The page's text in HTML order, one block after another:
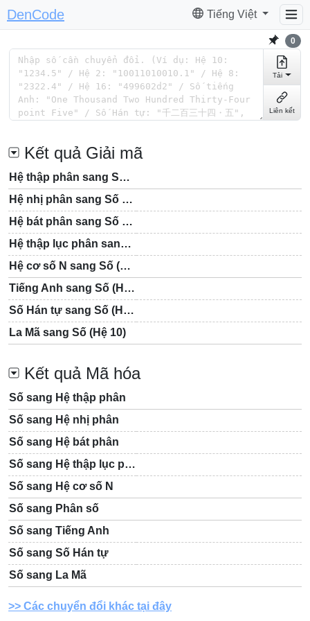
DenCode Tiếng Việt
0
Tải
Liên kết
Kết quả Giải mã
Hệ thập phân sang Số (Hệ 10)
Hệ nhị phân sang Số (Hệ 10)
Hệ bát phân sang Số (Hệ 10)
Hệ thập lục phân sang Số (Hệ 10)
Hệ cơ số N sang Số (Hệ 10)
Tiếng Anh sang Số (Hệ 10)
Số Hán tự sang Số (Hệ 10)
La Mã sang Số (Hệ 10)
Kết quả Mã hóa
Số sang Hệ thập phân
Số sang Hệ nhị phân
Số sang Hệ bát phân
Số sang Hệ thập lục phân
Số sang Hệ cơ số N
Số sang Phân số
Số sang Tiếng Anh
Số sang Số Hán tự
Số sang La Mã
Các chuyển đổi khác tại đây